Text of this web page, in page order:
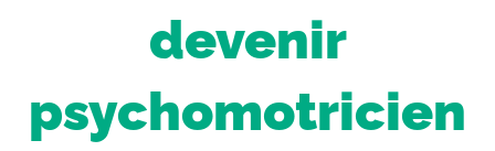
devenir
psychomotricien